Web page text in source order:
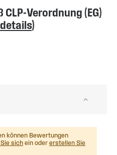
Verordnung (EG)
)
können Bewertungen
Sie sich ein oder erstellen Sie